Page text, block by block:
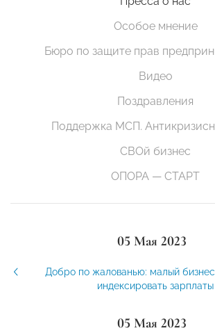
Особое мнение
Бюро по защите прав
Видео
Поздравления
Поддержка МСП.
СВОй бизнес
ОПОРА — СТАРТ
05 Мая 2023
Добро по жалованью: малый
индексировать зарплаты
05 Мая 2023